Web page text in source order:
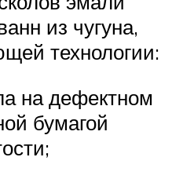
из чугуна,
технологии:
на дефектном
бумагой